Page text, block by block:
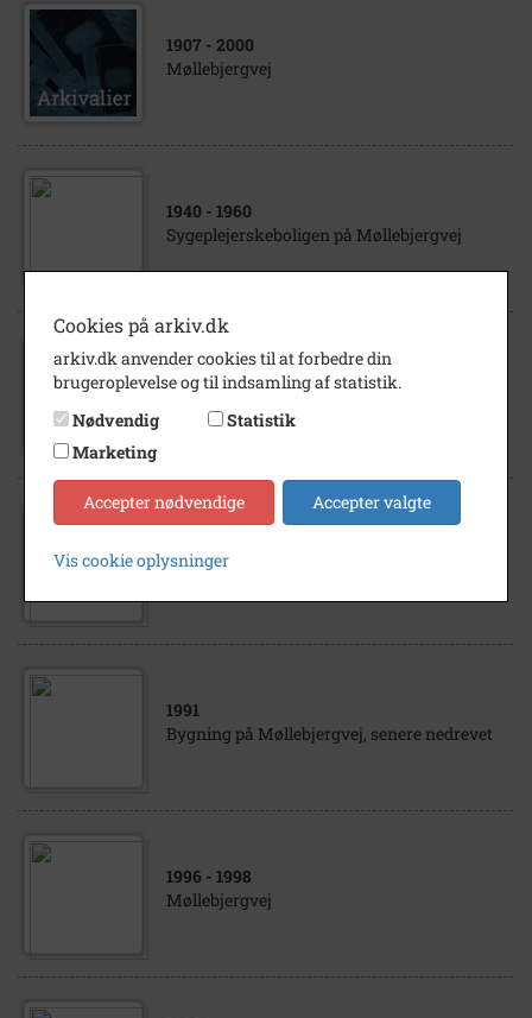
1907 - 2000
Møllebjergvej
1940 - 1960
Sygeplejerskeboligen på Møllebjergvej
1915- 1920
Tyske soldater med heste, Møllebjergvej
1991
Bygning på Møllebjergvej, senere nedrevet
1996 - 1998
Møllebjergvej
Cookies på arkiv.dk
arkiv.dk anvender cookies til at forbedre din
brugeroplevelse og til indsamling af statistik.
Nødvendig
Statistik
Marketing
Accepter nødvendige Accepter valgte
Vis cookie oplysninger